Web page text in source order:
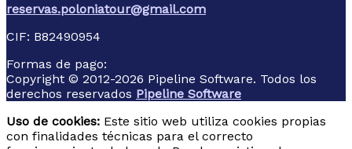
reservas.poloniatour@gmail.com
CIF: B82490954
Formas de pago:
Copyright © 2012-2026 Pipeline Software. Todos los
derechos reservados Pipeline Software
Uso de cookies: Este sitio web utiliza cookies propias
con finalidades técnicas para el correcto